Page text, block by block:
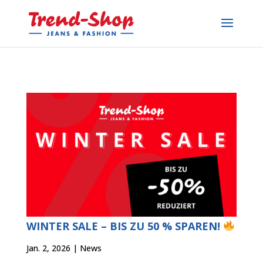
WINTER SALE – BIS ZU 50 % SPAREN!
Jan. 2, 2026 | News